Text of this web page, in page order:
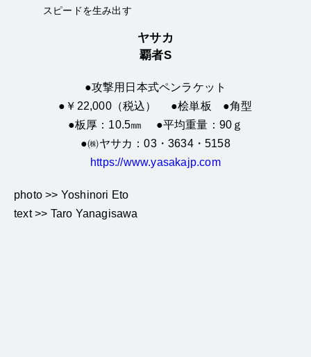
スピードを生み出す
ヤサカ
覇者S
●攻撃用日本式ペンラケット
●￥22,000（税込） ●桧単板 ●角型
●板厚：10.5㎜ ●平均重量：90ｇ
●㈱ヤサカ：03・3634・5158
https://www.yasakajp.com
photo >> Yoshinori Eto
text >> Taro Yanagisawa